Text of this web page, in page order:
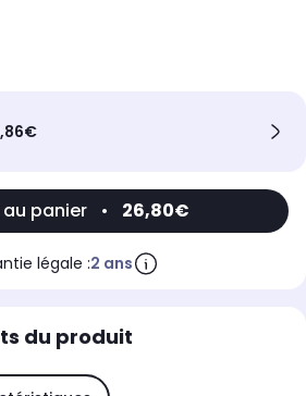
panier • 26,80€
légale :2 ans
du produit